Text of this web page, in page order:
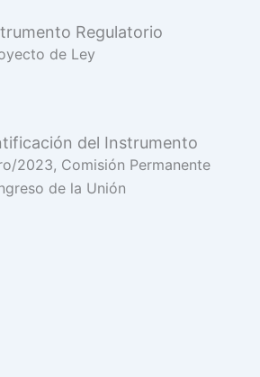
Regulatorio
de Ley
del Instrumento
2023, Comisión Permanente
de la Unión